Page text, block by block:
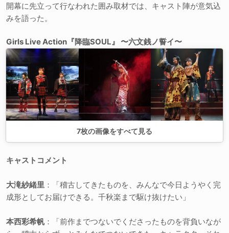
開幕に先立って行なわれた囲み取材では、キャスト陣が意気込
みを語った。
Girls Live Action『降臨SOUL』 〜六文銭ノ誓イ〜
7枚の画像をすべて見る
キャストコメント
大滝紗緒里 ：「稽古してきたものを、みんなで今日ようやく完
成形としてお届けできる。千秋楽まで駆け抜けたい」
本西彩希帆：「前作までつないでくださったものを背負いなが